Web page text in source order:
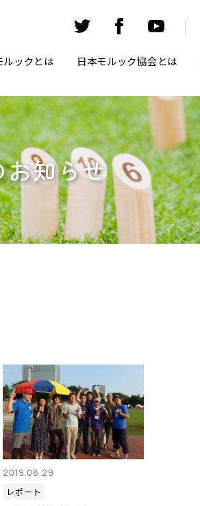
ルックとは 日本モルック協会とは
お知らせ
2019.08.29
レポート